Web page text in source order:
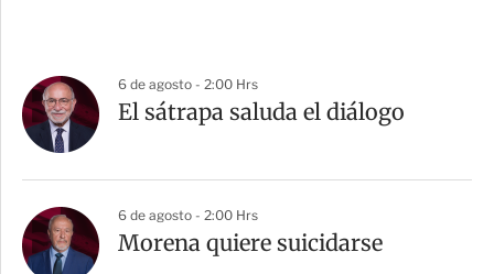
6 de agosto - 2:00 Hrs
El sátrapa saluda el diálogo
6 de agosto - 2:00 Hrs
Morena quiere suicidarse